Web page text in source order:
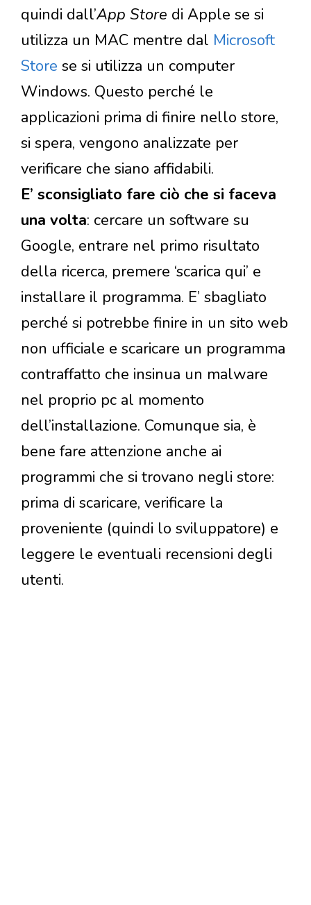
quindi dall’App Store di Apple se si
utilizza un MAC mentre dal Microsoft
Store se si utilizza un computer
Windows. Questo perché le
applicazioni prima di finire nello store,
si spera, vengono analizzate per
verificare che siano affidabili.
E’ sconsigliato fare ciò che si faceva
una volta: cercare un software su
Google, entrare nel primo risultato
della ricerca, premere ‘scarica qui’ e
installare il programma. E’ sbagliato
perché si potrebbe finire in un sito web
non ufficiale e scaricare un programma
contraffatto che insinua un malware
nel proprio pc al momento
dell’installazione. Comunque sia, è
bene fare attenzione anche ai
programmi che si trovano negli store:
prima di scaricare, verificare la
proveniente (quindi lo sviluppatore) e
leggere le eventuali recensioni degli
utenti.